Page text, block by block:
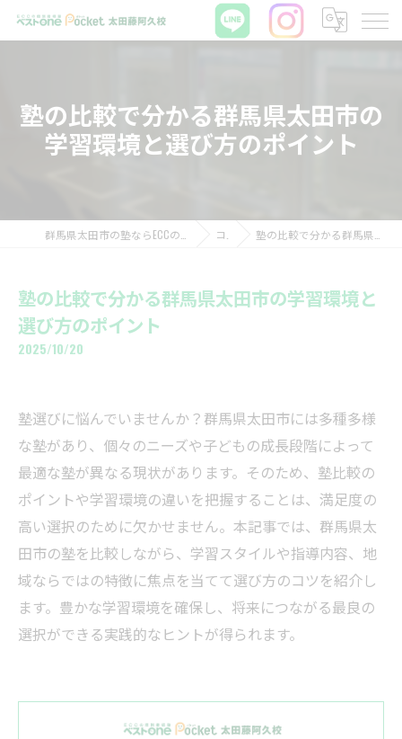
塾の比較で分かる群馬県太田市の
学習環境と選び方のポイント
コラム 塾の比較で分かる群馬県太田市の学習環境と選び方のポイント
塾の比較で分かる群馬県太田市の学習環境と
選び方のポイント
2025/10/20
塾選びに悩んでいませんか？群馬県太田市には多種多様
な塾があり、個々のニーズや子どもの成長段階によって
最適な塾が異なる現状があります。そのため、塾比較の
ポイントや学習環境の違いを把握することは、満足度の
高い選択のために欠かせません。本記事では、群馬県太
田市の塾を比較しながら、学習スタイルや指導内容、地
域ならではの特徴に焦点を当てて選び方のコツを紹介し
ます。豊かな学習環境を確保し、将来につながる最良の
選択ができる実践的なヒントが得られます。